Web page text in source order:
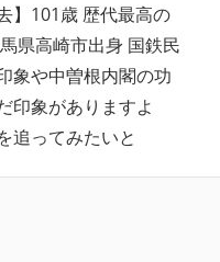
】101歳 歴代最高の
県高崎市出身 国鉄民
象や中曽根内閣の功
印象がありますよ
追ってみたいと